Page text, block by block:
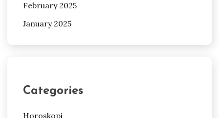
February 2025
January 2025
Categories
Horoskopi